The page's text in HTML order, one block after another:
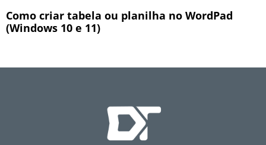
Como criar tabela ou planilha no WordPad
(Windows 10 e 11)